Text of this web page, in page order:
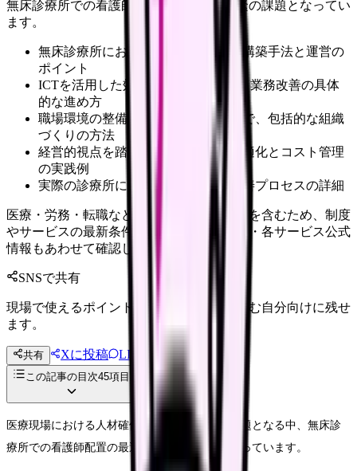
無床診療所での看護師配置の最適化は喫緊の課題となってい
ます。
無床診療所における最新の看護体制構築手法と運営の
ポイント
ICTを活用した効率的なシフト管理と業務改善の具体
的な進め方
職場環境の整備からスタッフ育成まで、包括的な組織
づくりの方法
経営的視点を踏まえた人員配置の最適化とコスト管理
の実践例
実際の診療所における成功事例と改善プロセスの詳細
医療・労務・転職など判断に影響する内容を含むため、制度
やサービスの最新条件は公的機関・勤務先・各サービス公式
情報もあわせて確認してください。
SNSで共有
現場で使えるポイントを、同僚やあとで読む自分向けに残せ
ます。
共有 Xに投稿 LINE
投稿文コピー
この記事の目次45項目
医療現場における人材確保と効率的な運営が課題となる中、無床診
療所での看護師配置の最適化は喫緊の課題となっています。